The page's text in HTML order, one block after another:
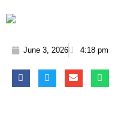
June 3, 2026 4:18 pm